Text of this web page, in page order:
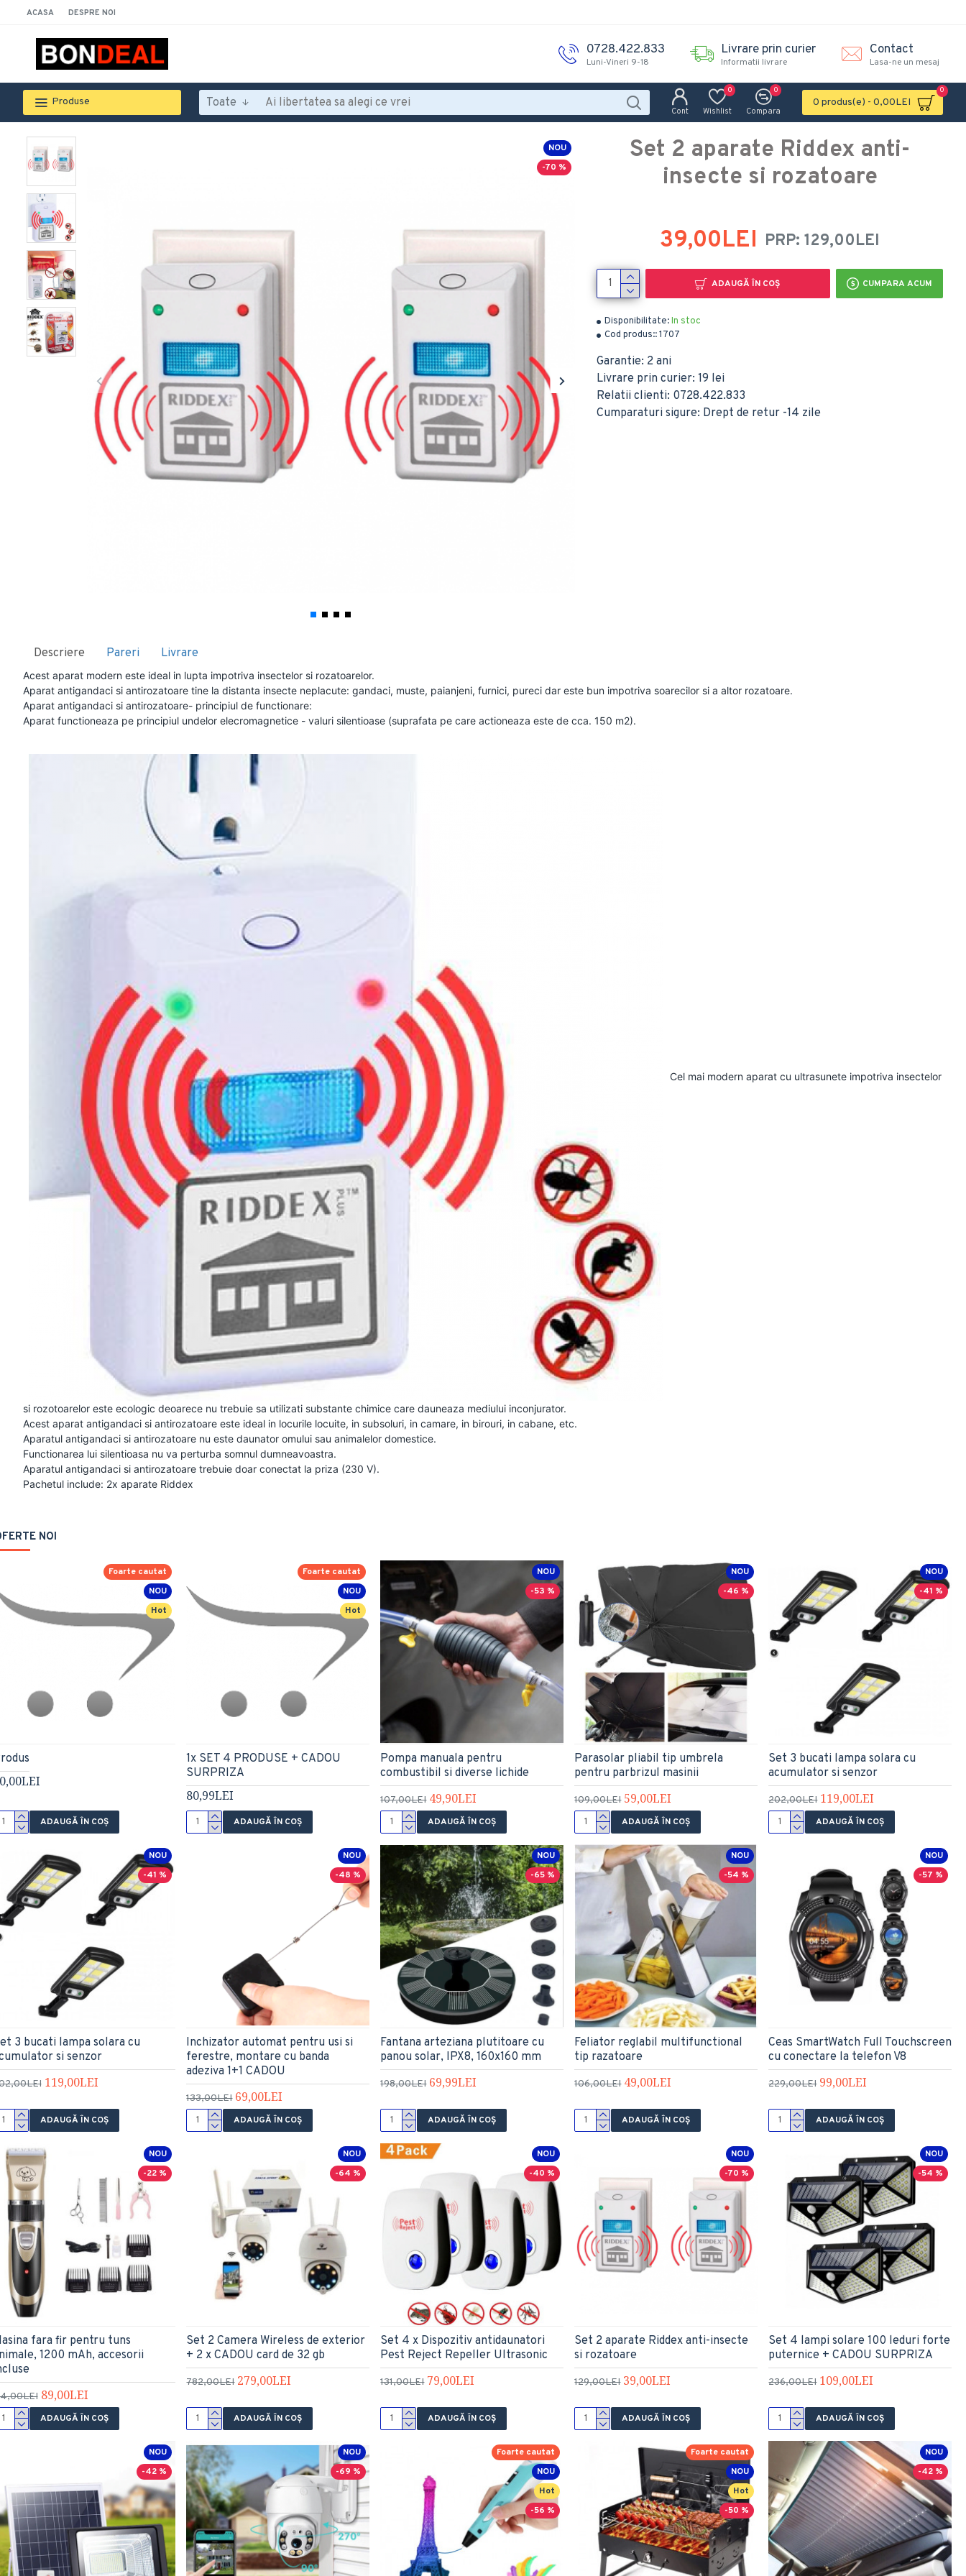
ACASA DESPRE NOI
0728.422.833
Luni-Vineri 9-18
Livrare prin curier
Informatii livrare
Contact
Lasa-ne un mesaj
Produse Toate
Cont Wishlist
0
Compara
0
0 produs(e) - 0,00LEI
0
NOU
-70 %
Set 2 aparate Riddex anti-
insecte si rozatoare
Disponibilitate:In stoc
Cod produs::1707
PRP: 129,00LEI
39,00LEI
ADAUGĂ ÎN COŞ CUMPARA ACUM
Garantie: 2 ani
Livrare prin curier: 19 lei
Relatii clienti: 0728.422.833
Cumparaturi sigure: Drept de retur -14 zile
Descriere Pareri Livrare
Acest aparat modern este ideal in lupta impotriva insectelor si rozatoarelor.
Aparat antigandaci si antirozatoare tine la distanta insecte neplacute: gandaci, muste, paianjeni, furnici, pureci dar este bun impotriva soarecilor si a altor rozatoare.
Aparat antigandaci si antirozatoare- principiul de functionare:
Aparat functioneaza pe principiul undelor elecromagnetice - valuri silentioase (suprafata pe care actioneaza este de cca. 150 m2).
Cel mai modern aparat cu ultrasunete impotriva insectelor
si rozotoarelor este ecologic deoarece nu trebuie sa utilizati substante chimice care dauneaza mediului inconjurator.
Acest aparat antigandaci si antirozatoare este ideal in locurile locuite, in subsoluri, in camare, in birouri, in cabane, etc.
Aparatul antigandaci si antirozatoare nu este daunator omului sau animalelor domestice.
Functionarea lui silentioasa nu va perturba somnul dumneavoastra.
Aparatul antigandaci si antirozatoare trebuie doar conectat la priza (230 V).
Pachetul include: 2x aparate Riddex
NOI
NOU
Hot
Foarte cautat
ADAUGĂ ÎN COŞ
NOU
Hot
Foarte cautat
1x SET 4 PRODUSE + CADOU
SURPRIZA
80,99LEI
ADAUGĂ ÎN COŞ
NOU
-53 %
Pompa manuala pentru
combustibil si diverse lichide
107,00LEI 49,90LEI
ADAUGĂ ÎN COŞ
NOU
-46 %
Parasolar pliabil tip umbrela
pentru parbrizul masinii
109,00LEI 59,00LEI
ADAUGĂ ÎN COŞ
NOU
-41 %
Set 3 bucati lampa solara cu
acumulator si senzor
202,00LEI 119,00LEI
ADAUGĂ ÎN COŞ
NOU
-41 %
3 bucati lampa solara cu
si senzor
119,00LEI
ADAUGĂ ÎN COŞ
NOU
-48 %
Inchizator automat pentru usi si
ferestre, montare cu banda
adeziva 1+1 CADOU
133,00LEI 69,00LEI
ADAUGĂ ÎN COŞ
NOU
-65 %
Fantana arteziana plutitoare cu
panou solar, IPX8, 160x160 mm
198,00LEI 69,99LEI
ADAUGĂ ÎN COŞ
NOU
-54 %
Feliator reglabil multifunctional
tip razatoare
106,00LEI 49,00LEI
ADAUGĂ ÎN COŞ
NOU
-57 %
Ceas SmartWatch Full Touchscreen
cu conectare la telefon V8
229,00LEI 99,00LEI
ADAUGĂ ÎN COŞ
NOU
-22 %
fara fir pentru tuns
1200 mAh, accesorii
89,00LEI
ADAUGĂ ÎN COŞ
NOU
-64 %
Set 2 Camera Wireless de exterior
+ 2 x CADOU card de 32 gb
782,00LEI 279,00LEI
ADAUGĂ ÎN COŞ
NOU
-40 %
Set 4 x Dispozitiv antidaunatori
Pest Reject Repeller Ultrasonic
131,00LEI 79,00LEI
ADAUGĂ ÎN COŞ
NOU
-70 %
Set 2 aparate Riddex anti-insecte
si rozatoare
129,00LEI 39,00LEI
ADAUGĂ ÎN COŞ
NOU
-54 %
Set 4 lampi solare 100 leduri forte
puternice + CADOU SURPRIZA
236,00LEI 109,00LEI
ADAUGĂ ÎN COŞ
NOU
-42 %
NOU
-69 %
NOU
Hot
Foarte cautat
-56 %
NOU
Hot
Foarte cautat
-50 %
NOU
-42 %